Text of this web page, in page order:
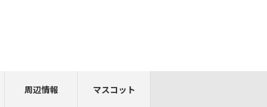
周辺情報 マスコット